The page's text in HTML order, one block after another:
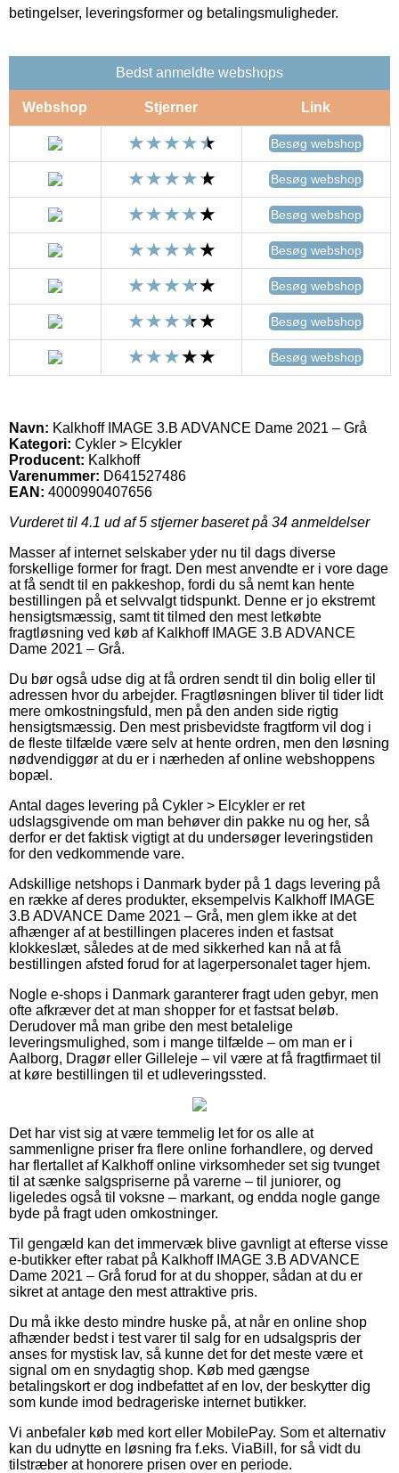
betingelser, leveringsformer og betalingsmuligheder.
Bedst anmeldte webshops
Webshop Stjerner Link
Besøg webshop
Besøg webshop
Besøg webshop
Besøg webshop
Besøg webshop
Besøg webshop
Besøg webshop
Navn: Kalkhoff IMAGE 3.B ADVANCE Dame 2021 – Grå
Kategori: Cykler > Elcykler
Producent: Kalkhoff
Varenummer: D641527486
EAN: 4000990407656
Vurderet til 4.1 ud af 5 stjerner baseret på 34 anmeldelser
Masser af internet selskaber yder nu til dags diverse
forskellige former for fragt. Den mest anvendte er i vore dage
at få sendt til en pakkeshop, fordi du så nemt kan hente
bestillingen på et selvvalgt tidspunkt. Denne er jo ekstremt
hensigtsmæssig, samt tit tilmed den mest letkøbte
fragtløsning ved køb af Kalkhoff IMAGE 3.B ADVANCE
Dame 2021 – Grå.
Du bør også udse dig at få ordren sendt til din bolig eller til
adressen hvor du arbejder. Fragtløsningen bliver til tider lidt
mere omkostningsfuld, men på den anden side rigtig
hensigtsmæssig. Den mest prisbevidste fragtform vil dog i
de fleste tilfælde være selv at hente ordren, men den løsning
nødvendiggør at du er i nærheden af online webshoppens
bopæl.
Antal dages levering på Cykler > Elcykler er ret
udslagsgivende om man behøver din pakke nu og her, så
derfor er det faktisk vigtigt at du undersøger leveringstiden
for den vedkommende vare.
Adskillige netshops i Danmark byder på 1 dags levering på
en række af deres produkter, eksempelvis Kalkhoff IMAGE
3.B ADVANCE Dame 2021 – Grå, men glem ikke at det
afhænger af at bestillingen placeres inden et fastsat
klokkeslæt, således at de med sikkerhed kan nå at få
bestillingen afsted forud for at lagerpersonalet tager hjem.
Nogle e-shops i Danmark garanterer fragt uden gebyr, men
ofte afkræver det at man shopper for et fastsat beløb.
Derudover må man gribe den mest betalelige
leveringsmulighed, som i mange tilfælde – om man er i
Aalborg, Dragør eller Gilleleje – vil være at få fragtfirmaet til
at køre bestillingen til et udleveringssted.
Det har vist sig at være temmelig let for os alle at
sammenligne priser fra flere online forhandlere, og derved
har flertallet af Kalkhoff online virksomheder set sig tvunget
til at sænke salgspriserne på varerne – til juniorer, og
ligeledes også til voksne – markant, og endda nogle gange
byde på fragt uden omkostninger.
Til gengæld kan det immervæk blive gavnligt at efterse visse
e-butikker efter rabat på Kalkhoff IMAGE 3.B ADVANCE
Dame 2021 – Grå forud for at du shopper, sådan at du er
sikret at antage den mest attraktive pris.
Du må ikke desto mindre huske på, at når en online shop
afhænder bedst i test varer til salg for en udsalgspris der
anses for mystisk lav, så kunne det for det meste være et
signal om en snydagtig shop. Køb med gængse
betalingskort er dog indbefattet af en lov, der beskytter dig
som kunde imod bedrageriske internet butikker.
Vi anbefaler køb med kort eller MobilePay. Som et alternativ
kan du udnytte en løsning fra f.eks. ViaBill, for så vidt du
tilstræber at honorere prisen over en periode.